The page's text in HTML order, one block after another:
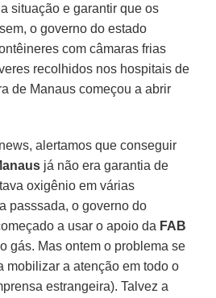
situação e garantir que os
o governo do estado
com câmaras frias
recolhidos nos hospitais de
de Manaus começou a abrir
alertamos que conseguir
já não era garantia de
oxigênio em várias
passsada, o governo do
a usar o apoio da FAB
gás. Mas ontem o problema se
mobilizar a atenção em todo o
estrangeira). Talvez a